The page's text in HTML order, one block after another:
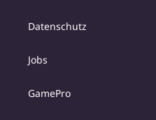
Datenschutz
Jobs
GamePro